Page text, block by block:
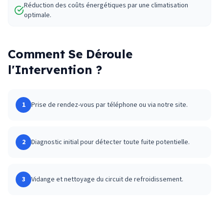
Réduction des coûts énergétiques par une climatisation
optimale.
Comment Se Déroule
l'Intervention ?
1 Prise de rendez-vous par téléphone ou via notre site.
2 Diagnostic initial pour détecter toute fuite potentielle.
3 Vidange et nettoyage du circuit de refroidissement.